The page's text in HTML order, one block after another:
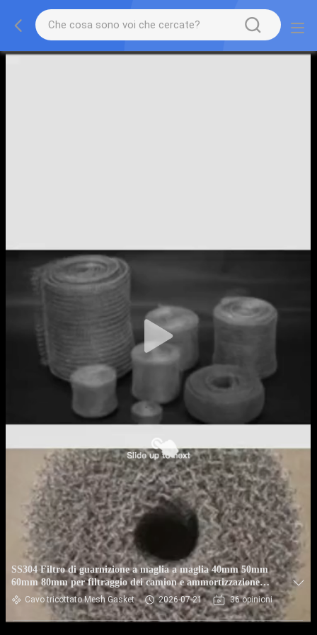
SS304 Filtro di guarnizione a maglia a maglia 40mm 50mm
60mm 80mm per filtraggio dei camion e ammortizzazione
degli ammortizzatori
Cavo tricottato Mesh Gasket 2026-07-21 36 opinioni